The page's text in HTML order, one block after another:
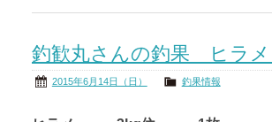
釣歓丸さんの釣果 ヒラメ
2015年6月14日（日） 釣果情報